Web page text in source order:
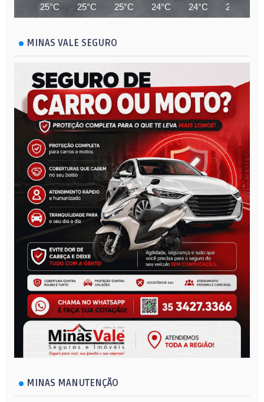
25°C 25°C 25°C 24°C 24°C 24°C
MINAS VALE SEGURO
MINAS MANUTENÇÃO